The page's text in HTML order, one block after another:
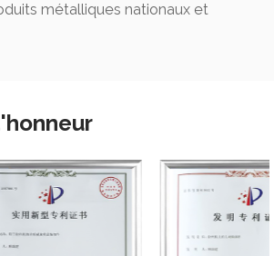
métalliques nationaux et